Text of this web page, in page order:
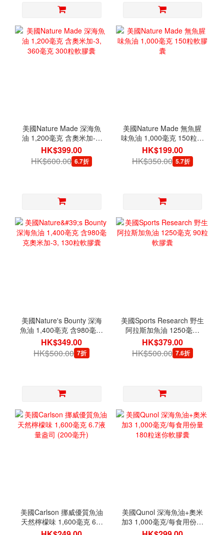
美國Nature Made 深海魚
油 1,200毫克 含奧米加-3,
360毫克 300粒軟膠囊
HK$399.00
HK$600.00 6.7折
美國Nature Made 無魚腥
味魚油 1,000毫克 150粒軟
膠囊
HK$199.00
HK$350.00 5.7折
美國Nature's Bounty 深海
魚油 1,400亳克 含980毫克
奧米加-3, 130粒軟膠囊
HK$349.00
HK$500.00 7折
美國Sports Research 野生
阿拉斯加魚油 1250毫克
90粒軟膠囊
HK$379.00
HK$500.00 7.6折
美國Carlson 挪威優質魚油
天然檸檬味 1,600毫克 6.7
液量盎司 (200毫升)
美國Qunol 深海魚油+奧米
加3 1,000毫克/每食用份量
180粒迷你軟膠囊